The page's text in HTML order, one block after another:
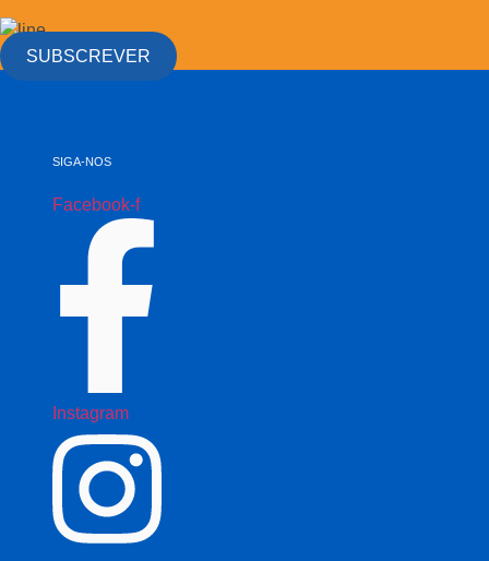
SUBSCREVER
SIGA-NOS
Facebook-f
Instagram